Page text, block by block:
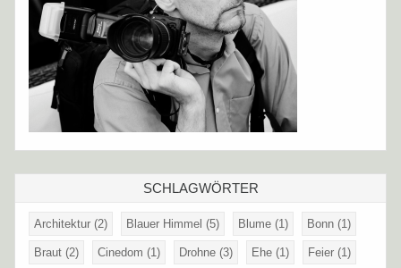
SCHLAGWÖRTER
Architektur (2) Blauer Himmel (5) Blume (1) Bonn (1)
Braut (2) Cinedom (1) Drohne (3) Ehe (1) Feier (1)